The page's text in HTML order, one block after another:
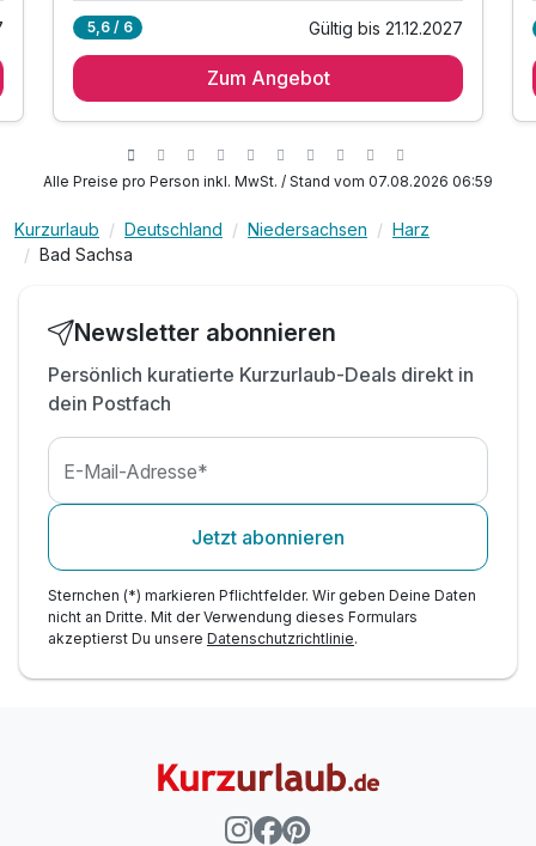
2 x reichhaltiges Frühstück vom Buffet
Rückfahrt
1 x Glas Sekt zur Begrüßung
inkl. Wellnessbereichs „Vitalis SPA“ auf 1000qm
inkl. Vitalbar mit Wasser, Tee, Kaffee und Obst
inkl. großzügige Schwimmbad- &
Saunalandschaft
inkl. Fitnessraum mit Cardio-Trainingsgeräten
inkl. Parkplatz am Hotel
5,6 / 6 Gültig bis 21.12.2027
Zum Angebot
Alle Preise pro Person inkl. MwSt. / Stand vom 07.08.2026 06:59
Kurzurlaub Deutschland Niedersachsen
Harz
Bad Sachsa
Newsletter abonnieren
Persönlich kuratierte Kurzurlaub-Deals direkt in
dein Postfach
E-Mail-Adresse*
Jetzt abonnieren
Sternchen (*) markieren Pflichtfelder. Wir geben Deine Daten
nicht an Dritte. Mit der Verwendung dieses Formulars
akzeptierst Du unsere Datenschutzrichtlinie.